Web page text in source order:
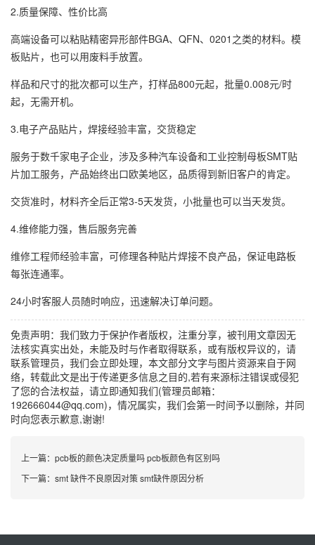
2.质量保障、性价比高
高端设备可以粘贴精密异形部件BGA、QFN、0201之类的材料。模
板贴片，也可以用废料手放置。
样品和尺寸的批次都可以生产，打样品800元起，批量0.008元/时
起，无需开机。
3.电子产品贴片，焊接经验丰富，交货稳定
服务于数千家电子企业，涉及多种汽车设备和工业控制母板SMT贴
片加工服务，产品始终出口欧美地区，品质得到新旧客户的肯定。
交货准时，材料齐全后正常3-5天发货，小批量也可以当天发货。
4.维修能力强，售后服务完善
维修工程师经验丰富，可修理各种贴片焊接不良产品，保证电路板
每张连通率。
24小时客服人员随时响应，迅速解决订单问题。
免责声明：我们致力于保护作者版权，注重分享，被刊用文章因无
法核实真实出处，未能及时与作者取得联系，或有版权异议的，请
联系管理员，我们会立即处理，本文部分文字与图片资源来自于网
络，转载此文是出于传递更多信息之目的,若有来源标注错误或侵犯
了您的合法权益，请立即通知我们(管理员邮箱：
192666044@qq.com)，情况属实，我们会第一时间予以删除，并同
时向您表示歉意,谢谢!
上一篇： pcb板的颜色决定质量吗 pcb板颜色有区别吗
下一篇： smt 缺件不良原因对策 smt缺件原因分析